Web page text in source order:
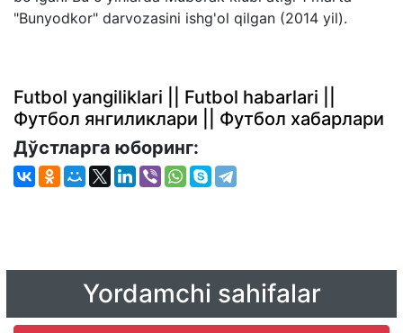
"Bunyodkor" darvozasini ishg'ol qilgan (2014 yil).
Futbol yangiliklari || Futbol habarlari ||
Футбол янгиликлари || Футбол хабарлари
Дўстларга юборинг:
Yordamchi sahifalar